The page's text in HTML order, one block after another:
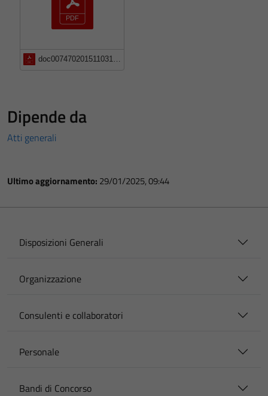
Dipende da
Atti generali
Ultimo aggiornamento: 29/01/2025, 09:44
Disposizioni Generali
Organizzazione
Consulenti e collaboratori
Personale
Bandi di Concorso